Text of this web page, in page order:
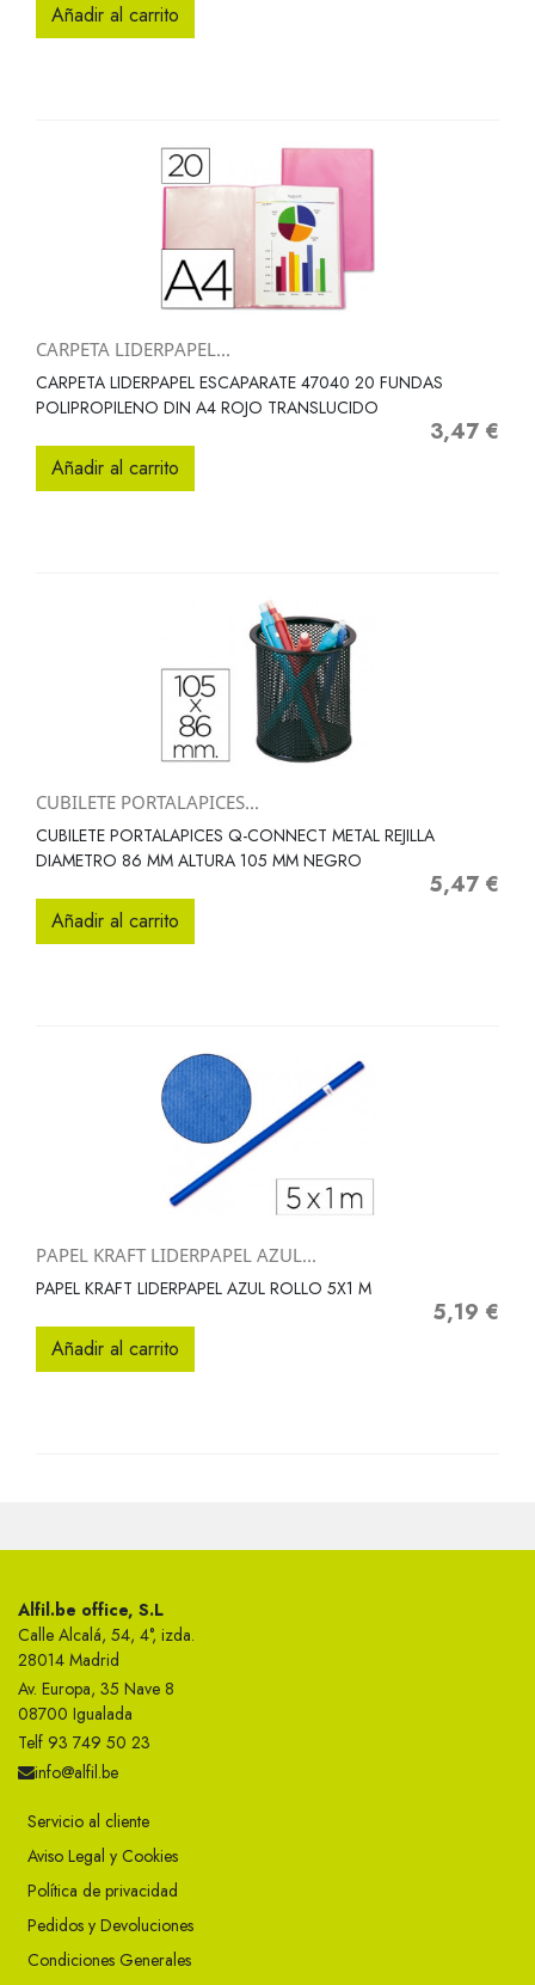
Añadir al carrito
CARPETA LIDERPAPEL...
CARPETA LIDERPAPEL ESCAPARATE 47040 20 FUNDAS
POLIPROPILENO DIN A4 ROJO TRANSLUCIDO
Precio
3,47 €
Añadir al carrito
CUBILETE PORTALAPICES...
CUBILETE PORTALAPICES Q-CONNECT METAL REJILLA
DIAMETRO 86 MM ALTURA 105 MM NEGRO
Precio
5,47 €
Añadir al carrito
PAPEL KRAFT LIDERPAPEL AZUL...
PAPEL KRAFT LIDERPAPEL AZUL ROLLO 5X1 M
Precio
5,19 €
Añadir al carrito
Alfil.be office, S.L
Calle Alcalá, 54, 4°, izda.
28014 Madrid
Av. Europa, 35 Nave 8
08700 Igualada
Telf 93 749 50 23
info@alfil.be
Servicio al cliente
Aviso Legal y Cookies
Política de privacidad
Pedidos y Devoluciones
Condiciones Generales